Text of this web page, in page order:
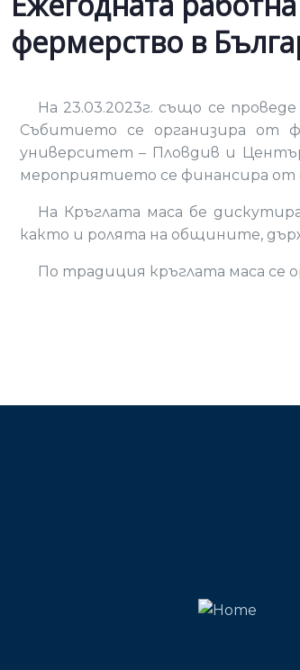
фермерство в
На 23.03.2023г. също се
Събитието се организира от
университет – Пловдив и
мероприятието се финансира от
На Кръглата маса бе
както и ролята на общините,
По традиция кръглата маса се